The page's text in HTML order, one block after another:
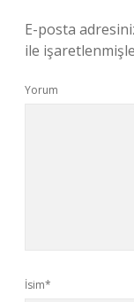
E-posta
ile
Yorum
İsim*